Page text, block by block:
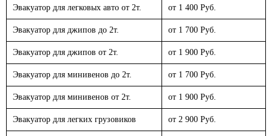
Эвакуатор для легковых авто от 2т. от 1 400 Руб.
Эвакуатор для джипов до 2т. от 1 700 Руб.
Эвакуатор для джипов от 2т. от 1 900 Руб.
Эвакуатор для минивенов до 2т. от 1 700 Руб.
Эвакуатор для минивенов от 2т. от 1 900 Руб.
Эвакуатор для легких грузовиков от 2 900 Руб.